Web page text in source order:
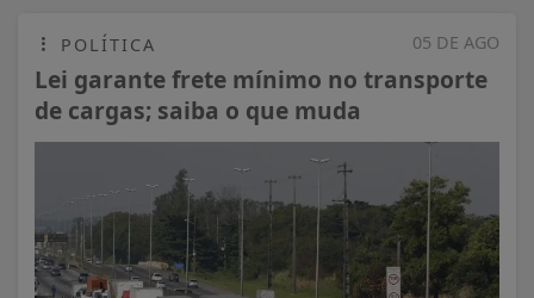
05 DE AGO
POLÍTICA
Lei garante frete mínimo no transporte
de cargas; saiba o que muda